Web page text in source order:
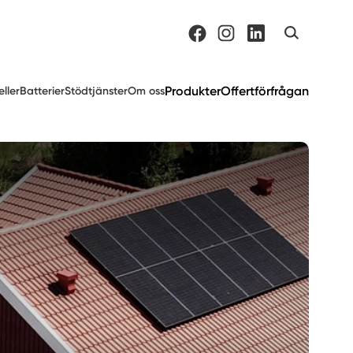
BatterierStödtjänsterOm ossProdukterOffertförfrågan